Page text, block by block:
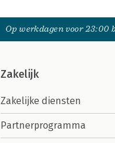
Op werkdagen voor 23:00
Zakelijk
Zakelijke diensten
Partnerprogramma